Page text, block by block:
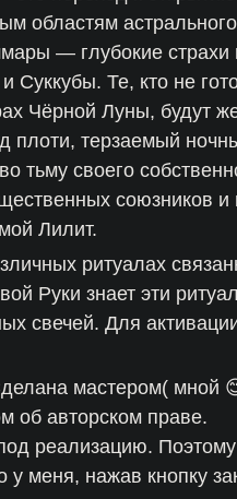
областям
— глубокие страхи
Суккубы. Те, кто не
Чёрной Луны, будут
плоти, терзаемый
тьму своего
союзников
Лилит.
ритуалах
Руки знает эти
свечей. Для
мастером( мной
об авторском праве.
реализацию.
меня, нажав кнопку